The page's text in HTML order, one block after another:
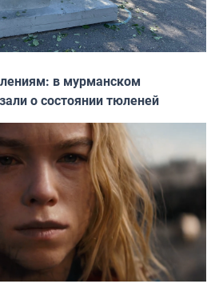
в мурманском
о состоянии тюленей